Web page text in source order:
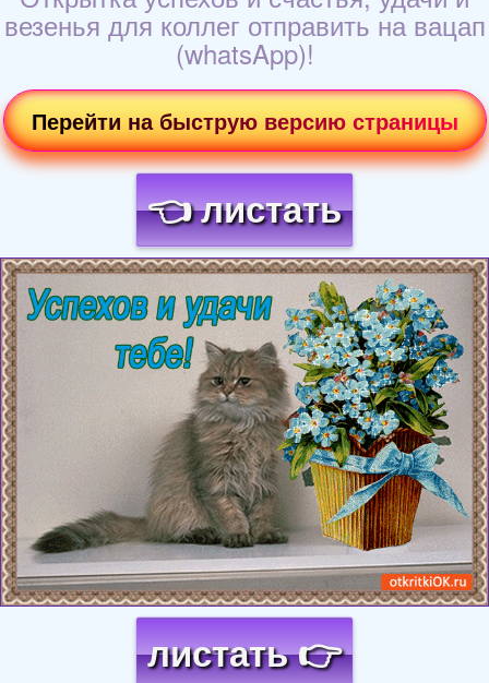
везенья для коллег отправить на вацап
(whatsApp)!
Перейти на быструю версию страницы
👈 листать
Загрузка картинки...
листать 👉